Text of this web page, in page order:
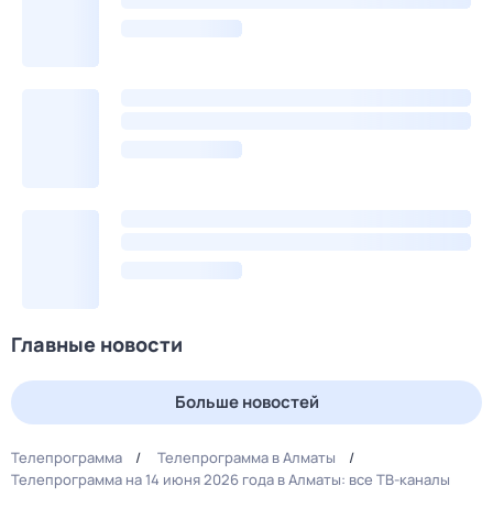
Главные новости
Больше новостей
Телепрограмма
Телепрограмма в Алматы
Телепрограмма на 14 июня 2026 года в Алматы: все ТВ-каналы